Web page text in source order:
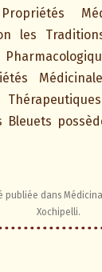
les
Bleuets
publiée dans
Xochipelli.